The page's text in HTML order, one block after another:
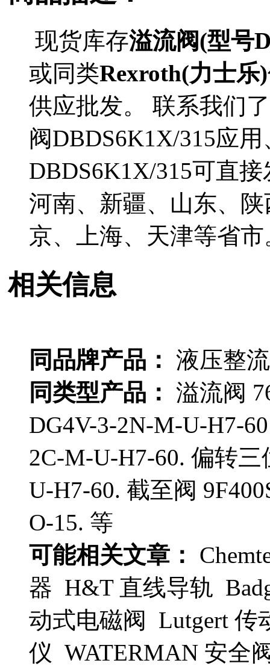
现货库存溢流阀(型号
或同类Rexroth(力士乐)
供应批发。 联系我们
阀DBDS6K1X/315应
DBDS6K1X/315可直
河南、新疆、山东、
京、上海、天津等省市
相关信息
同品牌产品： 液压整
同类型产品： 溢流阀
DG4V-3-2N-M-U-H7-
2C-M-U-H7-60. 偏转
U-H7-60. 截至阀
O-15. 等
可能相关文章：
器 H&T 直线导轨
动式电磁阀 Lutgert 传
仪 WATERMAN 安全